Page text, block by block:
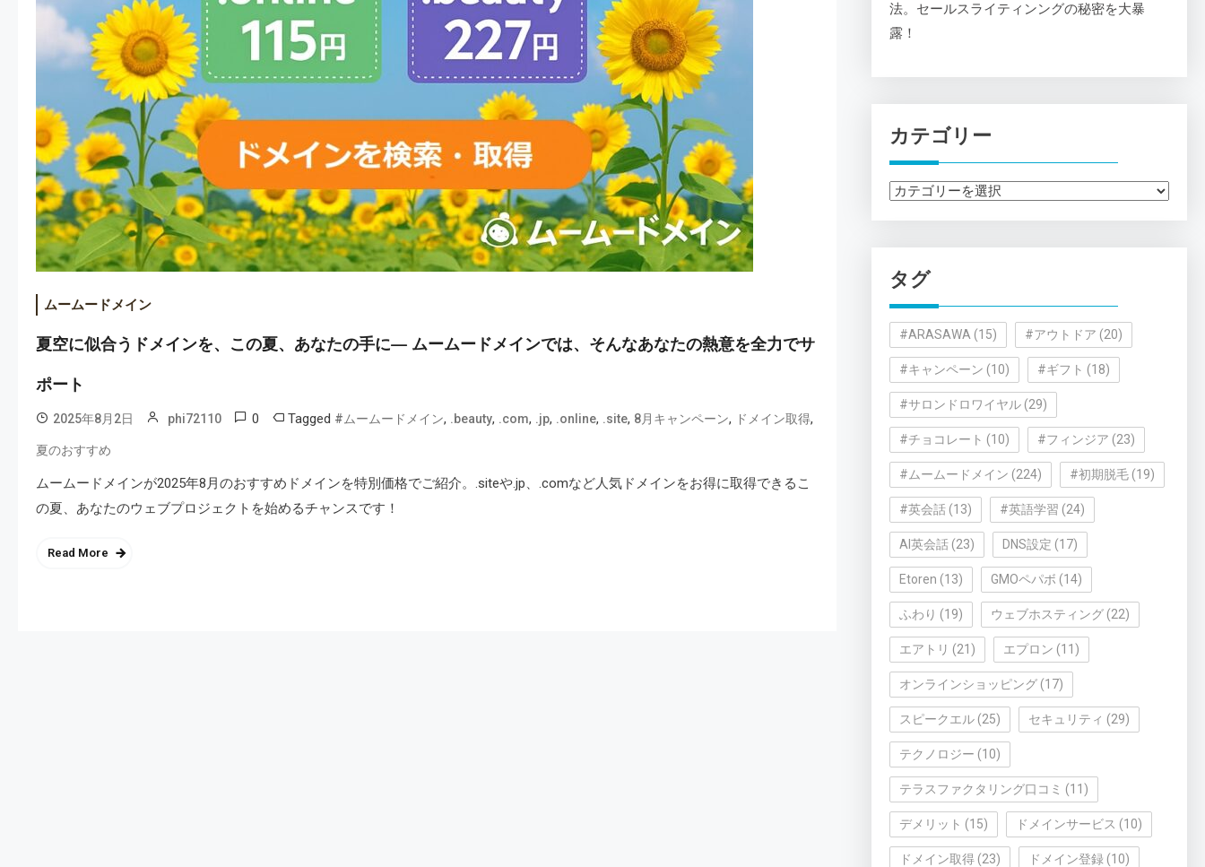
ムームードメイン
夏空に似合うドメインを、この夏、あなたの手に— ムームードメインでは、そんなあなたの熱意を全力でサ
ポート
2025年8月2日 phi72110 0 Tagged #ムームードメイン, .beauty, .com, .jp, .online, .site, 8月キャンペーン, ドメイン取得,
夏のおすすめ
ムームードメインが2025年8月のおすすめドメインを特別価格でご紹介。.siteや.jp、.comなど人気ドメインをお得に取得できるこ
の夏、あなたのウェブプロジェクトを始めるチャンスです！
Read More
法。セールスライティンングの秘密を大暴
露！
カテゴリー
カ
ー
タグ
#ARASAWA (15) #アウトドア (20)
#キャンペーン (10) #ギフト (18)
#サロンドロワイヤル(29)
#チョコレート (10) #フィンジア (23)
#ムームードメイン (224) #初期脱毛(19)
#英会話(13) #英語学習 (24)
AI英会話(23) DNS設定 (17)
Etoren (13) GMOペパボ (14)
ふわり (19) ウェブホスティング(22)
エアトリ (21) エプロン (11)
オンラインショッピング(17)
スピークエル(25) セキュリティ (29)
テクノロジー (10)
テラスファクタリング口コミ (11)
デメリット (15) ドメインサービス (10)
ドメイン取得(23) ドメイン登録 (10)